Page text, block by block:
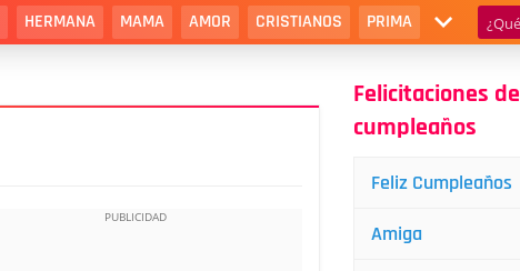
HERMANA MAMA AMOR CRISTIANOS PRIMA
Felicitaciones de
cumpleaños
Feliz Cumpleaños
Amiga